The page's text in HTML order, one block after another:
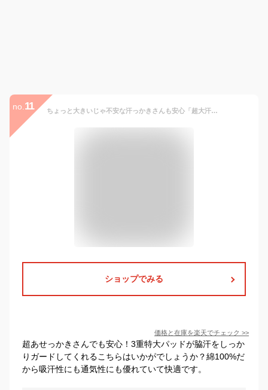
no. 11 ちょっと大きいじゃ不安な汗っかきさんも安心「超大汗取りインナー・タンク（大きいサイズ）」 DHC レディース タンク タンクトップ インナー 汗取り 汗取りインナー プラスサイズ 綿100％ 脇汗 肌着 3L 4L 5L ノースリーブ|夏用 おすすめ 大人 婦人肌着 おしゃれ 夏インナー
ショップでみる
価格と在庫を楽天でチェック >>
超あせっかきさんでも安心！3重特大パッドが脇汗をしっか
りガードしてくれるこちらはいかがでしょうか？綿100%だ
から吸汗性にも通気性にも優れていて快適です。